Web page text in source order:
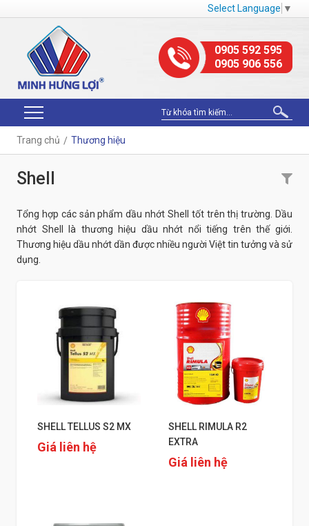
Select Language ▼
0905 592 595
0905 906 556
Trang chủ Thương hiệu
Shell
Tổng hợp các sản phẩm dầu nhớt Shell tốt trên thị trường. Dầu
nhớt Shell là thương hiệu dầu nhớt nổi tiếng trên thế giới.
Thương hiệu dầu nhớt dần được nhiều người Việt tin tưởng và sử
dụng.
SHELL TELLUS S2 MX
Giá liên hệ
SHELL RIMULA R2
EXTRA
Giá liên hệ